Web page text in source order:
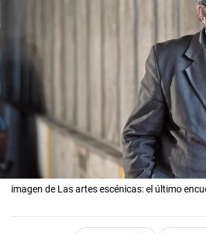
imagen de Las artes escénicas: el último